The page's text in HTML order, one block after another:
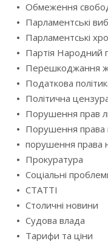
Обмеження
Парламентські
Парламентські
Партія Народний
Перешкоджання
Податкова
Політична
Порушення прав
Порушення права
порушення права
Прокуратура
Соціальні
СТАТТІ
Столичні новини
Судова влада
Тарифи та ціни